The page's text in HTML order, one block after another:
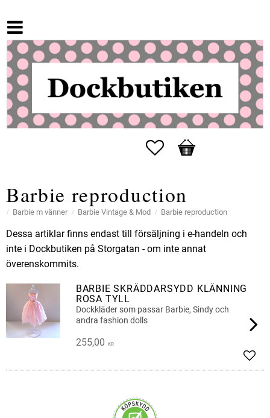
Favoriter
Kundvagn
Barbie reproduction
Barbie m vänner Barbie Vintage & Mod Barbie reproduction
Dessa artiklar finns endast till försäljning i e-handeln och
inte i Dockbutiken på Storgatan - om inte annat
överenskommits.
BARBIE SKRÄDDARSYDD KLÄNNING
ROSA TYLL
Dockkläder som passar Barbie, Sindy och
andra fashion dolls
255,00 KR